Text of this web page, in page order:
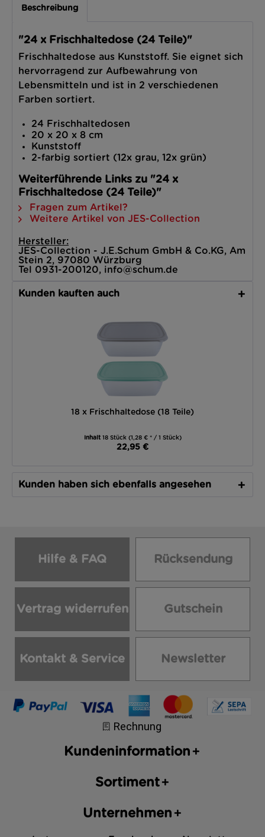
Beschreibung
"24 x Frischhaltedose (24 Teile)"
Frischhaltedose aus Kunststoff. Sie eignet sich
hervorragend zur Aufbewahrung von
Lebensmitteln und ist in 2 verschiedenen
Farben sortiert.
24 Frischhaltedosen
20 x 20 x 8 cm
Kunststoff
2-farbig sortiert (12x grau, 12x grün)
Weiterführende Links zu "24 x
Frischhaltedose (24 Teile)"
Fragen zum Artikel?
Weitere Artikel von JES-Collection
Hersteller:
JES-Collection - J.E.Schum GmbH & Co.KG, Am
Stein 2, 97080 Würzburg
Tel 0931-200120, info@schum.de
Kunden kauften auch
18 x Frischhaltedose (18 Teile)
Inhalt 18 Stück (1,28 € * / 1 Stück)
22,95 €
Kunden haben sich ebenfalls angesehen
Hilfe & FAQ Rücksendung
Vertrag widerrufen Gutschein
Kontakt & Service Newsletter
Kundeninformation
Sortiment
Unternehmen